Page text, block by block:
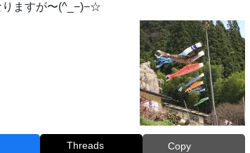
りますが〜(^_−)−☆
Threads Copy